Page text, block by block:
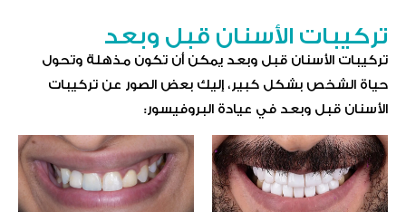
تركيبات الأسنان قبل وبعد
تركيبات الأسنان قبل وبعد يمكن أن تكون مذهلة وتحول
حياة الشخص بشكل كبير، إليك بعض الصور عن تركيبات
الأسنان قبل وبعد في عيادة البروفيسور: